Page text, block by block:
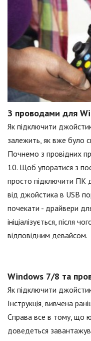
З проводами для
Як підключити
залежить, як вже було
Почнемо з провідних
10. Щоб упоратися з
просто підключити ПК
від джойстика в USB
почекати - драйвери
ініціалізується, після
відповідним девайсом.
Windows 7/8 та
Як підключити
Інструкція, вивчена
Справа все в тому, що
доведеться